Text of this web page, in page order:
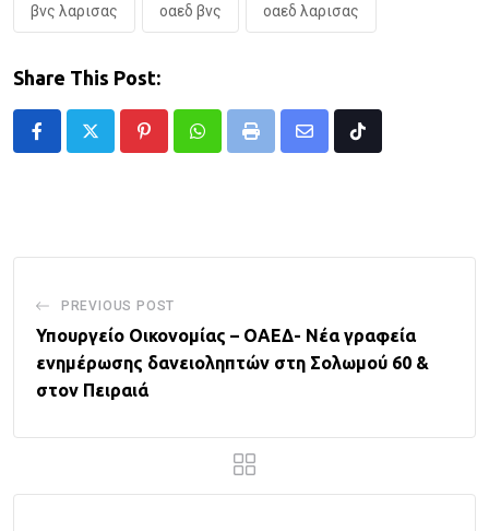
βνς λαρισας οαεδ βνς οαεδ λαρισας
Share This Post:
PinterestWhatsappPrint
Share
Tiktok
PREVIOUS POST
Υπουργείο Οικονομίας – ΟΑΕΔ- Νέα γραφεία
ενημέρωσης δανειοληπτών στη Σολωμού 60 &
στον Πειραιά